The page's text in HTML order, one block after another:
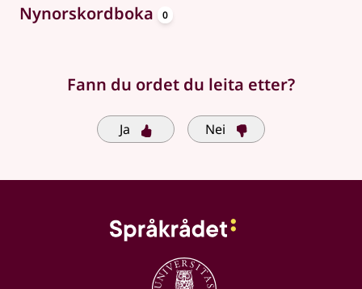
Nynorskordboka 0
Fann du ordet du leita etter?
Ja Nei